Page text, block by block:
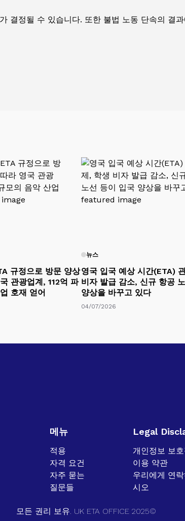
결정될 수 있습니다. 또한 불법 노동 단속의 결
규정으로 방문 양상
관광업계, 112억 파
호재 얻어
뉴스
영국 입국 예상 시간(ETA)
비자 발급 감소, 신규 항공
양상을 바꾸고 있다
04/07/2026
메뉴
적용
자격 요건
자주 묻는
질문들
Legal
개인정보 보
이용 약관
우리에게 연
시오
모든 권리 보유. UK ETA OFFICE 2025©